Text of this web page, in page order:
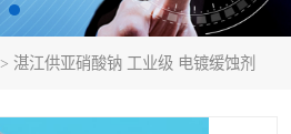
> 湛江供亚硝酸钠 工业级 电镀缓蚀剂
醋酸钠
焦磷酸二氢二钠
磷酸三钠